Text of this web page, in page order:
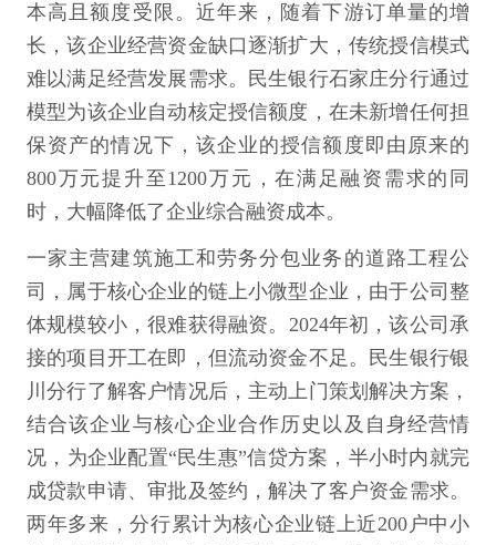
本高且额度受限。近年来，随着下游订单量的增
长，该企业经营资金缺口逐渐扩大，传统授信模式
难以满足经营发展需求。民生银行石家庄分行通过
模型为该企业自动核定授信额度，在未新增任何担
保资产的情况下，该企业的授信额度即由原来的
800万元提升至1200万元，在满足融资需求的同
时，大幅降低了企业综合融资成本。
一家主营建筑施工和劳务分包业务的道路工程公
司，属于核心企业的链上小微型企业，由于公司整
体规模较小，很难获得融资。2024年初，该公司承
接的项目开工在即，但流动资金不足。民生银行银
川分行了解客户情况后，主动上门策划解决方案，
结合该企业与核心企业合作历史以及自身经营情
况，为企业配置“民生惠”信贷方案，半小时内就完
成贷款申请、审批及签约，解决了客户资金需求。
两年多来，分行累计为核心企业链上近200户中小